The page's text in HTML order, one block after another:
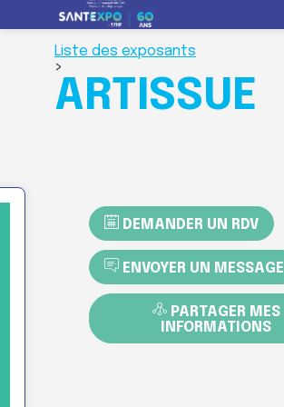
Liste des exposants
>
ARTISSUE
DEMANDER UN RDV
ENVOYER UN MESSAGE
PARTAGER MES
INFORMATIONS